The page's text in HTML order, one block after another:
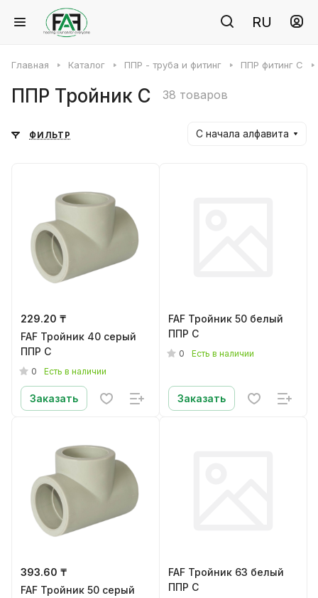
RU
Главная Каталог ППР - труба и фитинг ППР фитинг C
ППР Тройник C 38 товаров
ФИЛЬТР С начала алфавита
229.20 ₸
FAF Тройник 40 серый
ППР C
0 Есть в наличии
Заказать
FAF Тройник 50 белый
ППР C
0 Есть в наличии
Заказать
393.60 ₸
FAF Тройник 50 серый
FAF Тройник 63 белый
ППР C